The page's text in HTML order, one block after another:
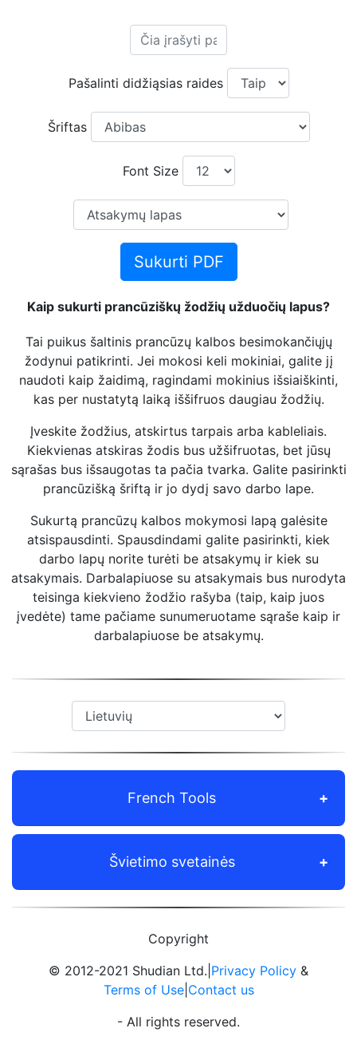
Pašalinti didžiąsias raides
Šriftas
Font Size
Sukurti PDF
Kaip sukurti prancūziškų žodžių užduočių lapus?
Tai puikus šaltinis prancūzų kalbos besimokančiųjų
žodynui patikrinti. Jei mokosi keli mokiniai, galite jį
naudoti kaip žaidimą, ragindami mokinius išsiaiškinti,
kas per nustatytą laiką iššifruos daugiau žodžių.
Įveskite žodžius, atskirtus tarpais arba kableliais.
Kiekvienas atskiras žodis bus užšifruotas, bet jūsų
sąrašas bus išsaugotas ta pačia tvarka. Galite pasirinkti
prancūzišką šriftą ir jo dydį savo darbo lape.
Sukurtą prancūzų kalbos mokymosi lapą galėsite
atsispausdinti. Spausdindami galite pasirinkti, kiek
darbo lapų norite turėti be atsakymų ir kiek su
atsakymais. Darbalapiuose su atsakymais bus nurodyta
teisinga kiekvieno žodžio rašyba (taip, kaip juos
įvedėte) tame pačiame sunumeruotame sąraše kaip ir
darbalapiuose be atsakymų.
French Tools
Švietimo svetainės
Copyright
© 2012-2021 Shudian Ltd.| Privacy Policy &
Terms of Use| Contact us
- All rights reserved.